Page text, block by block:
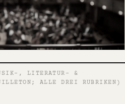
, LITERATUR- &
ALLE DREI RUBRIKEN)